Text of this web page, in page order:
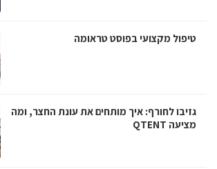
טיפול מקצועי בפוסט טראומה
גזיבו לחורף: איך מותחים את עונת החצר, ומה
מציעה QTENT